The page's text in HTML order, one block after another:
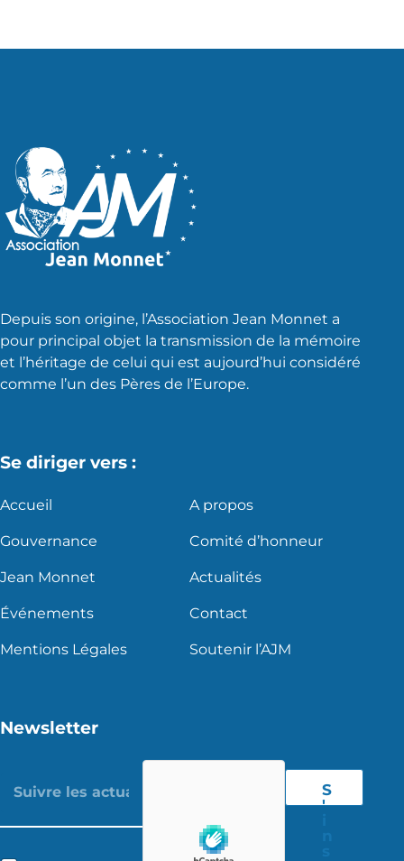
Depuis son origine, l’Association Jean Monnet a
pour principal objet la transmission de la mémoire
et l’héritage de celui qui est aujourd’hui considéré
comme l’un des Pères de l’Europe.
Se diriger vers :
Accueil A propos
Gouvernance Comité d’honneur
Jean Monnet Actualités
Événements Contact
Mentions Légales Soutenir l’AJM
Newsletter
S
'